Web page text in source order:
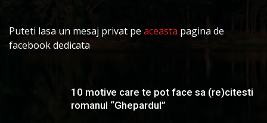
Puteti lasa un mesaj privat pe aceasta pagina de
facebook dedicata
10 motive care te pot face sa (re)citesti
romanul “Ghepardul”